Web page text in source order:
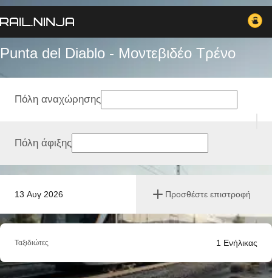
Punta del Diablo - Μοντεβιδέο Tρένο
13 Αυγ 2026 Προσθέστε επιστροφή
Πόλη αναχώρησης
Πόλη άφιξης
Ταξιδιώτες 1 Ενήλικας